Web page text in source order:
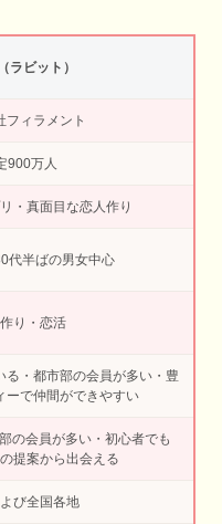
ラビット）
フィラメント
900万人
・真面目な恋人作り
代半ばの男女中心
り・恋活
る・都市部の会員が多い・豊
ーで仲間ができやすい
の会員が多い・初心者でも
提案から出会える
び全国各地